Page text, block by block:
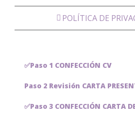
POLÍTICA DE
✅Paso 1 CONFECCIÓN CV
Paso 2 Revisión CARTA
✅Paso 3 CONFECCIÓN CARTA